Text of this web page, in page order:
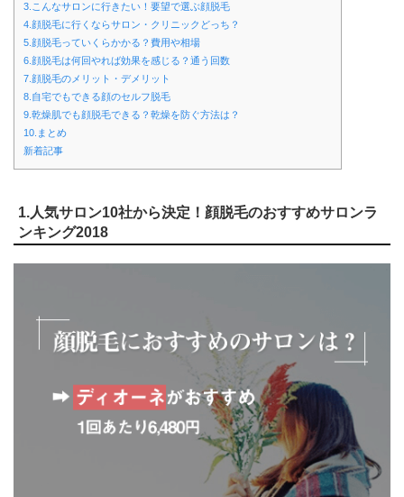
3.こんなサロンに行きたい！要望で選ぶ顔脱毛
4.顔脱毛に行くならサロン・クリニックどっち？
5.顔脱毛っていくらかかる？費用や相場
6.顔脱毛は何回やれば効果を感じる？通う回数
7.顔脱毛のメリット・デメリット
8.自宅でもできる顔のセルフ脱毛
9.乾燥肌でも顔脱毛できる？乾燥を防ぐ方法は？
10.まとめ
新着記事
1.人気サロン10社から決定！顔脱毛のおすすめサロンラ
ンキング2018